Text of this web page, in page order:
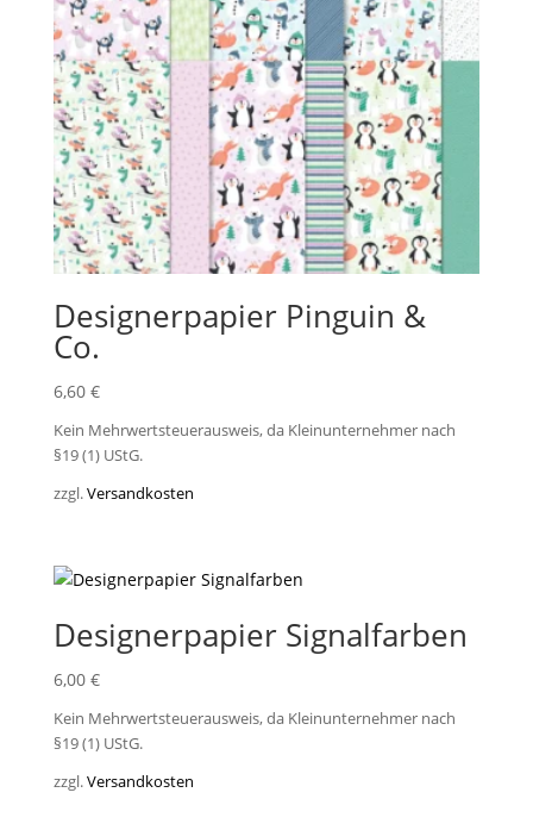
Designerpapier Pinguin &
Co.
6,60 €
Kein Mehrwertsteuerausweis, da Kleinunternehmer nach
§19 (1) UStG.
zzgl.Versandkosten
Designerpapier Signalfarben
6,00 €
Kein Mehrwertsteuerausweis, da Kleinunternehmer nach
§19 (1) UStG.
zzgl.Versandkosten